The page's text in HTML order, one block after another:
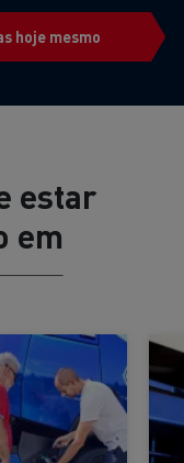
hoje mesmo
estar
em